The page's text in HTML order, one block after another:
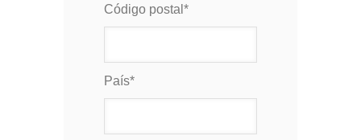
Código postal *
País*